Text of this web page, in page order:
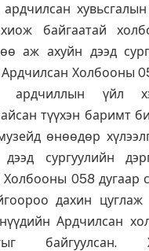
байгаатай
аж ахуйн дээд
Холбооны
ардчиллын үйл
түүхэн баримт
өнөөдөр
сургуулийн
058 дугаар
дахин
Ардчилсан